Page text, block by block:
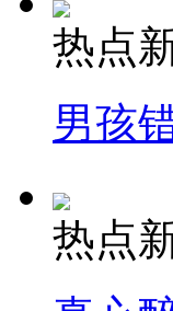
热点
男孩
热点